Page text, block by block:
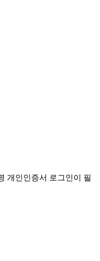
개인인증서 로그인이 필